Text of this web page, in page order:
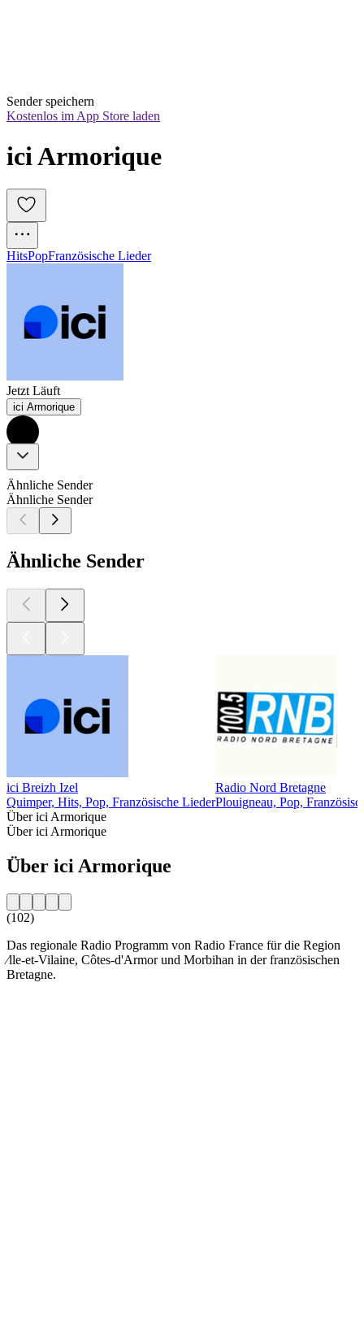
Sender speichern
Kostenlos im App Store laden
ici Armorique
HitsPopFranzösische Lieder
Jetzt Läuft
ici Armorique
Ähnliche Sender
Ähnliche Sender
Ähnliche Sender
ici Breizh Izel
Quimper, Hits, Pop, Französische Lieder
Radio Nord Bretagne
Plouigneau, Pop,
Über ici Armorique
Über ici Armorique
Über ici Armorique
(102)
Das regionale Radio Programm von Radio France für die Region
⁄lle-et-Vilaine, Côtes-d'Armor und Morbihan in der französischen
Bretagne.